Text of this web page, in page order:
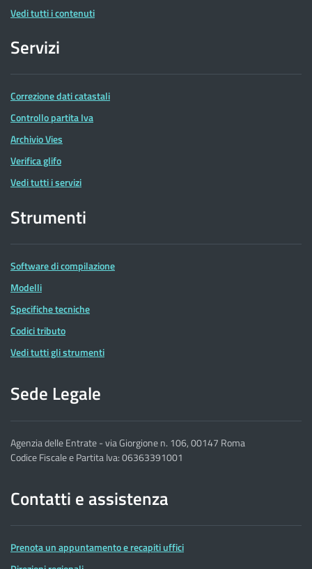
Vedi tutti i contenuti
Servizi
Correzione dati catastali
Controllo partita Iva
Archivio Vies
Verifica glifo
Vedi tutti i servizi
Strumenti
Software di compilazione
Modelli
Specifiche tecniche
Codici tributo
Vedi tutti gli strumenti
Sede Legale
Agenzia delle Entrate - via Giorgione n. 106, 00147 Roma
Codice Fiscale e Partita Iva: 06363391001
Contatti e assistenza
Prenota un appuntamento e recapiti uffici